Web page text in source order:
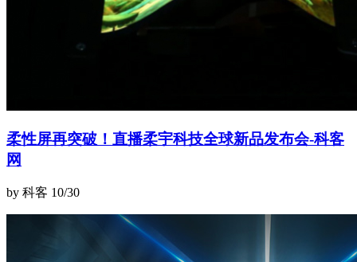
柔性屏再突破！直播柔宇科技全球新品发布会-科客
网
by 科客 10/30